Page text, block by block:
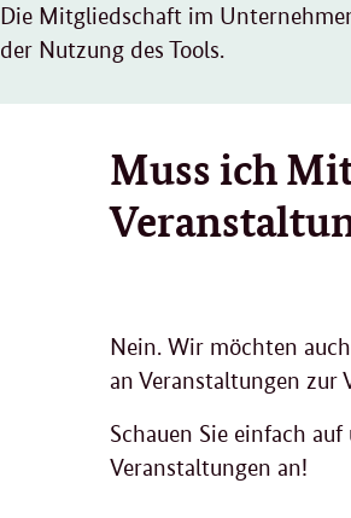
Die Mitgliedschaft im
der Nutzung des Tools.
Muss ich
Nein. Wir möchten
an Veranstaltungen zur
Schauen Sie einfach auf
Veranstaltungen an!